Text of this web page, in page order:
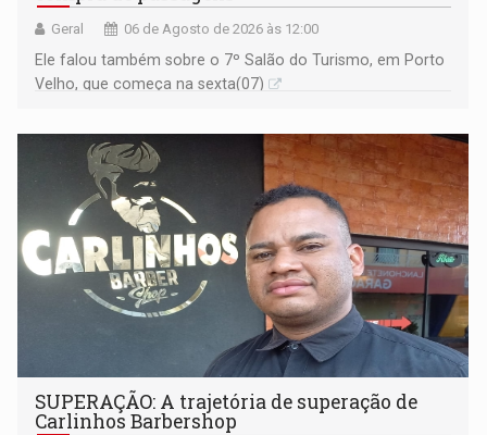
Geral 06 de Agosto de 2026 às 12:00
Ele falou também sobre o 7º Salão do Turismo, em Porto
Velho, que começa na sexta(07)
SUPERAÇÃO: A trajetória de superação de
Carlinhos Barbershop